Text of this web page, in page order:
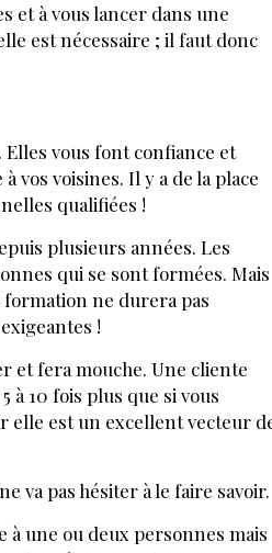
ABONNÉS
en illimité
nos produits et